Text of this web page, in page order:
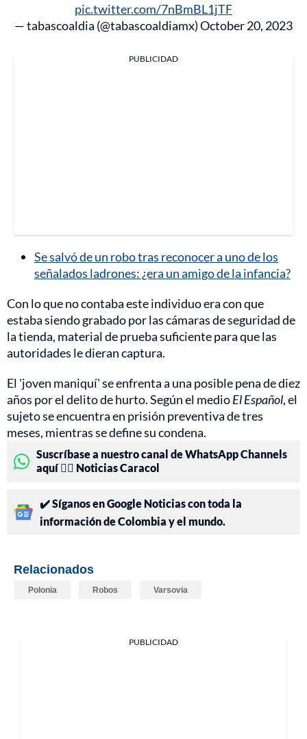
pic.twitter.com/7nBmBL1jTF
— tabascoaldia (@tabascoaldiamx)October 20, 2023
PUBLICIDAD
Se salvó de un robo tras reconocer a uno de los
señalados ladrones: ¿era un amigo de la infancia?
Con lo que no contaba este individuo era con que
estaba siendo grabado por las cámaras de seguridad de
la tienda, material de prueba suficiente para que las
autoridades le dieran captura.
El 'joven maniquí' se enfrenta a una posible pena de diez
años por el delito de hurto. Según el medioEl Español, el
sujeto se encuentra en prisión preventiva de tres
meses, mientras se define su condena.
Suscríbase a nuestro canal de WhatsApp Channels
aquí 👉🏻 Noticias Caracol
✔️ Síganos en Google Noticias con toda la
información de Colombia y el mundo.
Relacionados
Polonia Robos Varsovia
PUBLICIDAD